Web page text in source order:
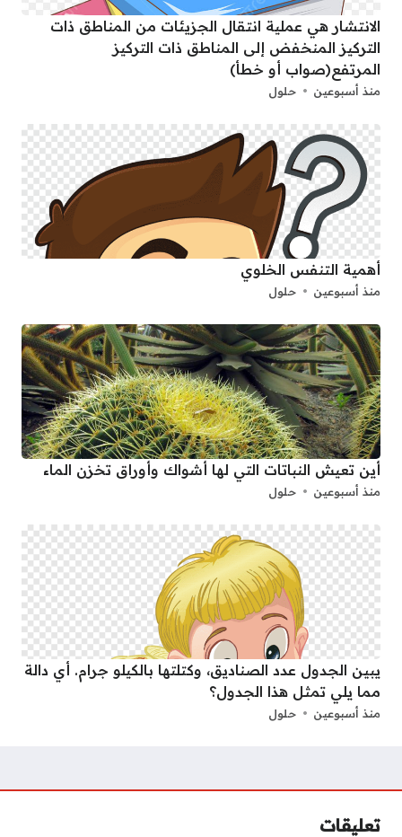
الانتشار هي عملية انتقال الجزيئات من المناطق ذات
التركيز المنخفض إلى المناطق ذات التركيز
المرتفع(صواب أو خطأ)
منذ أسبوعين حلول
أهمية التنفس الخلوي
منذ أسبوعين حلول
أين تعيش النباتات التي لها أشواك وأوراق تخزن الماء
منذ أسبوعين حلول
يبين الجدول عدد الصناديق، وكتلتها بالكيلو جرام. أي دالة
مما يلي تمثل هذا الجدول؟
منذ أسبوعين حلول
تعليقات